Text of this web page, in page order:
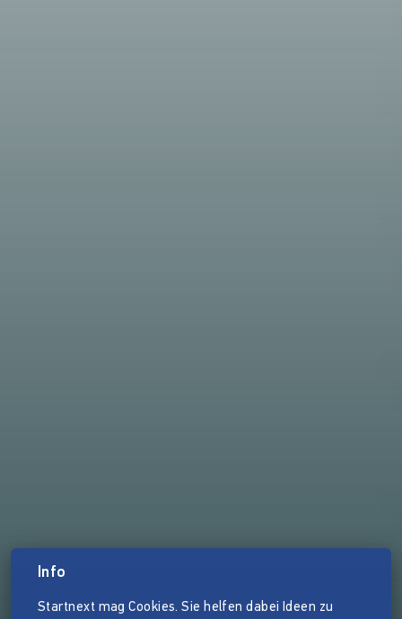
Info
Startnext mag Cookies. Sie helfen dabei Ideen zu